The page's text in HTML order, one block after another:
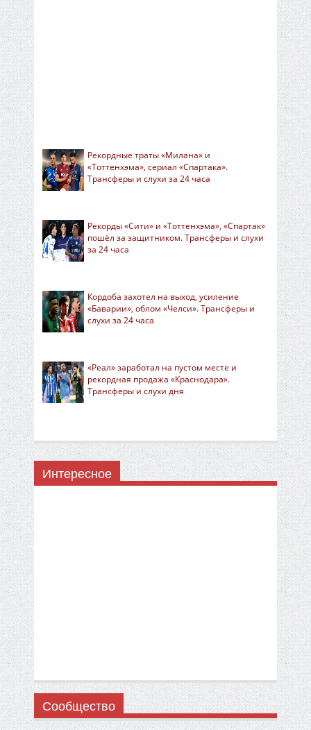
Рекордные траты «Милана» и
«Тоттенхэма», сериал «Спартака».
Трансферы и слухи за 24 часа
Рекорды «Сити» и «Тоттенхэма», «Спартак»
пошёл за защитником. Трансферы и слухи
за 24 часа
Кордоба захотел на выход, усиление
«Баварии», облом «Челси». Трансферы и
слухи за 24 часа
«Реал» заработал на пустом месте и
рекордная продажа «Краснодара».
Трансферы и слухи дня
Интересное
Сообщество